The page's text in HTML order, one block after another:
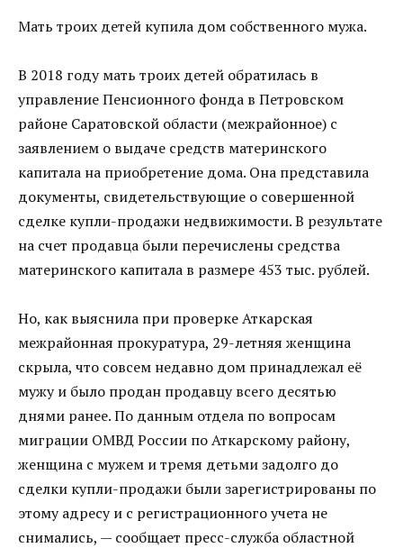
Мать троих детей купила дом собственного мужа.
В 2018 году мать троих детей обратилась в
управление Пенсионного фонда в Петровском
районе Саратовской области (межрайонное) с
заявлением о выдаче средств материнского
капитала на приобретение дома. Она представила
документы, свидетельствующие о совершенной
сделке купли-продажи недвижимости. В результате
на счет продавца были перечислены средства
материнского капитала в размере 453 тыс. рублей.
Но, как выяснила при проверке Аткарская
межрайонная прокуратура, 29-летняя женщина
скрыла, что совсем недавно дом принадлежал её
мужу и было продан продавцу всего десятью
днями ранее. По данным отдела по вопросам
миграции ОМВД России по Аткарскому району,
женщина с мужем и тремя детьми задолго до
сделки купли-продажи были зарегистрированы по
этому адресу и с регистрационного учета не
снимались, — сообщает пресс-служба областной